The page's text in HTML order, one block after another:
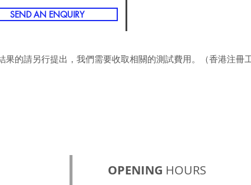
SEND AN ENQUIRY
果的請另行提出，我們需要收取相關的測試費用。 （香港注冊
OPENING HOURS